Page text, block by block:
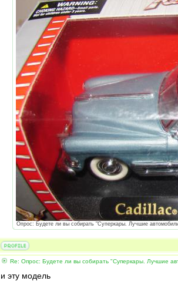
Опрос: Будете ли вы собирать "Суперкары. Лучшие
Re: Опрос: Будете ли вы собирать "Суперкары. Лучшие
и эту модель